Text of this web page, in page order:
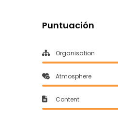
Puntuación
Organisation
Atmosphere
Content